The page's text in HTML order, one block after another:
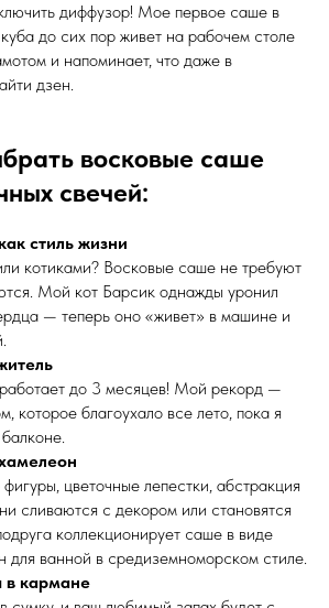
диффузор! Мое первое саше в
до сих пор живет на рабочем столе
и напоминает, что даже в
дзен.
восковые саше
свечей:
стиль жизни
котиками? Восковые саше не требуют
Мой кот Барсик однажды уронил
— теперь оно «живет» в машине и
до 3 месяцев! Мой рекорд —
которое благоухало все лето, пока я
цветочные лепестки, абстракция
сливаются с декором или становятся
коллекционирует саше в виде
для ванной в средиземноморском стиле.
в кармане